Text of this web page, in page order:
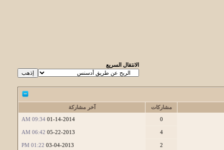
الانتقال السريع
مشاركات
آخر مشاركة
0
01-14-2014
09:34 AM
4
05-22-2013
06:42 AM
2
03-04-2013
01:22 PM